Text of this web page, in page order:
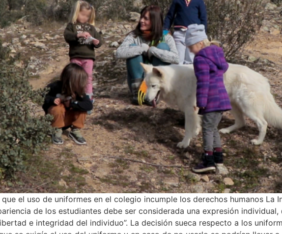
el uso de uniformes en el colegio incumple los derechos humanos La
de los estudiantes debe ser considerada una expresión
e integridad del individuo”. La decisión sueca respecto a los